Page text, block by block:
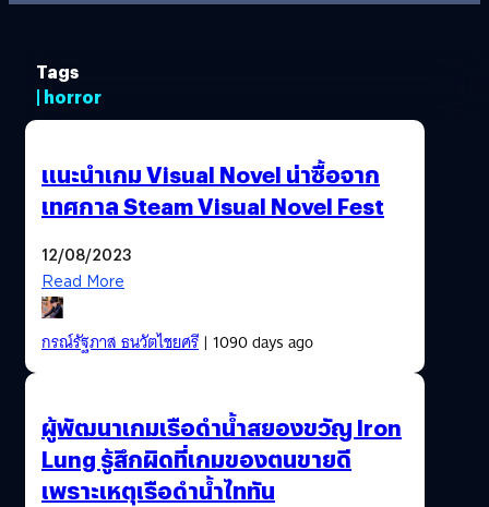
Tags
| horror
แนะนำเกม Visual Novel น่าซื้อจาก
เทศกาล Steam Visual Novel Fest
12/08/2023
Read More
กรณ์รัฐภาส ธนวัตไชยศรี| 1090 days ago
ผู้พัฒนาเกมเรือดำน้ำสยองขวัญ Iron
Lung รู้สึกผิดที่เกมของตนขายดี
เพราะเหตุเรือดำน้ำไททัน